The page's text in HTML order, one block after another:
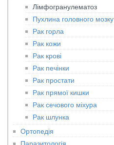
Лімфогранулематоз
Пухлина головного мозку
Рак горла
Рак кожи
Рак крові
Рак печінки
Рак простати
Рак прямої кишки
Рак сечового міхура
Рак шлунка
Ортопедія
Паразитологія